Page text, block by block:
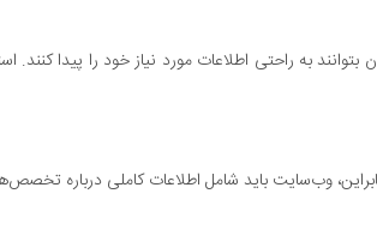
بتوانند به راحتی اطلاعات مورد نیاز خود را پیدا
وب‌سایت باید شامل اطلاعات کاملی درباره